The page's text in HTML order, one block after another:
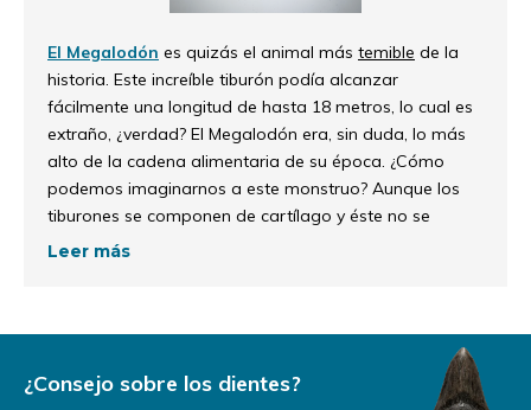
El Megalodón es quizás el animal más temible de la
historia. Este increíble tiburón podía alcanzar
fácilmente una longitud de hasta 18 metros, lo cual es
extraño, ¿verdad? El Megalodón era, sin duda, lo más
alto de la cadena alimentaria de su época. ¿Cómo
podemos imaginarnos a este monstruo? Aunque los
tiburones se componen de cartílago y éste no se
fosiliza, aún podemos disfrutar de los hermosos y,
existe un gran mercado para los dientes incompletos.
¿A qué se debe? Estaremos encantados de explicárselo
Leer más
¿Consejo sobre los dientes?